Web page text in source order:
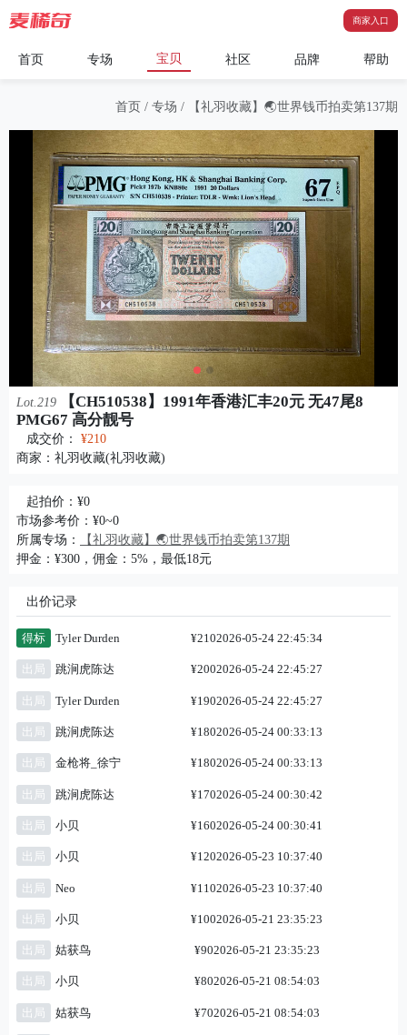
商家入口
首页 专场 宝贝 社区 品牌 帮助
首页 / 专场 / 【礼羽收藏】🌏世界钱币拍卖第137期
Lot.219
【CH510538】1991年香港汇丰20元 无47尾8
PMG67 高分靓号
成交价： ¥210
商家： 礼羽收藏(礼羽收藏)
起拍价：¥0
市场参考价：¥0~0
所属专场：
【礼羽收藏】🌏世界钱币拍卖第137期
押金：¥300，佣金：5%，最低18元
出价记录
得标 Tyler Durden ¥2102026-05-24 22:45:34
出局 跳涧虎陈达 ¥2002026-05-24 22:45:27
出局 Tyler Durden ¥1902026-05-24 22:45:27
出局 跳涧虎陈达 ¥1802026-05-24 00:33:13
出局 金枪将_徐宁 ¥1802026-05-24 00:33:13
出局 跳涧虎陈达 ¥1702026-05-24 00:30:42
出局 小贝 ¥1602026-05-24 00:30:41
出局 小贝 ¥1202026-05-23 10:37:40
出局 Neo ¥1102026-05-23 10:37:40
出局 小贝 ¥1002026-05-21 23:35:23
出局 姑获鸟 ¥902026-05-21 23:35:23
出局 小贝 ¥802026-05-21 08:54:03
出局 姑获鸟 ¥702026-05-21 08:54:03